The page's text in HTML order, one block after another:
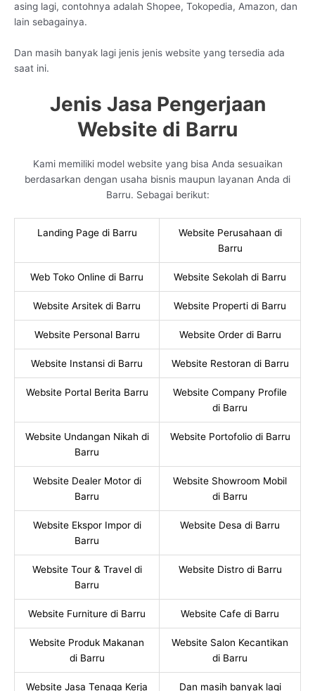
asing lagi, contohnya adalah Shopee, Tokopedia, Amazon, dan
lain sebagainya.
Dan masih banyak lagi jenis jenis website yang tersedia ada
saat ini.
Jenis Jasa Pengerjaan
Website di Barru
Kami memiliki model website yang bisa Anda sesuaikan
berdasarkan dengan usaha bisnis maupun layanan Anda di
Barru. Sebagai berikut:
Landing Page di Barru
Website Perusahaan di
Barru
Web Toko Online di Barru Website Sekolah di Barru
Website Arsitek di Barru Website Properti di Barru
Website Personal Barru Website Order di Barru
Website Instansi di Barru Website Restoran di Barru
Website Portal Berita Barru
Website Company Profile
di Barru
Website Undangan Nikah di
Barru
Website Portofolio di Barru
Website Dealer Motor di
Barru
Website Showroom Mobil
di Barru
Website Ekspor Impor di
Barru
Website Desa di Barru
Website Tour & Travel di
Barru
Website Distro di Barru
Website Furniture di Barru Website Cafe di Barru
Website Produk Makanan
di Barru
Website Salon Kecantikan
di Barru
Website Jasa Tenaga Kerja Dan masih banyak lagi